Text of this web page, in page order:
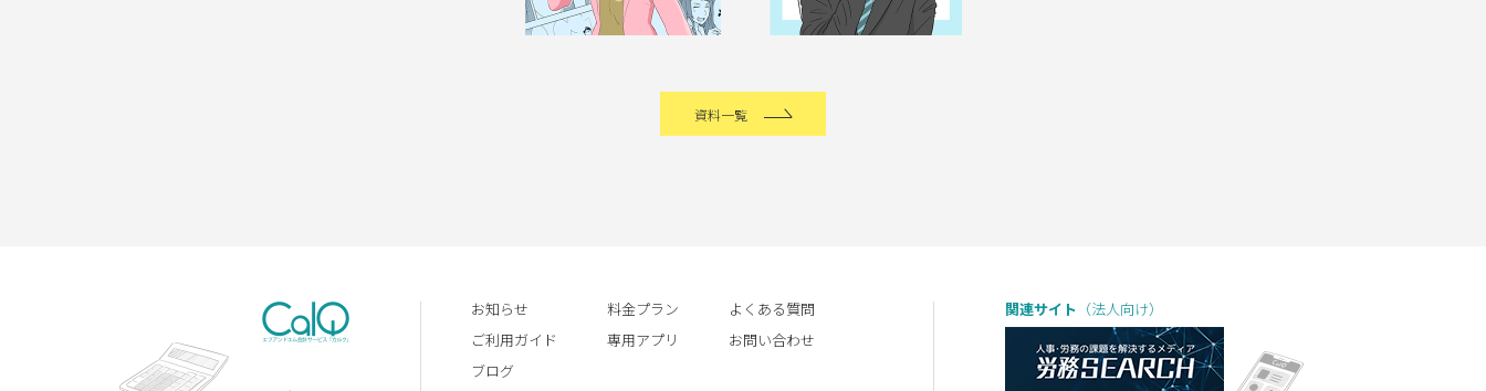
資料一覧
お知らせ
ご利用ガイド
ブログ
料金プラン
専用アプリ
よくある質問
お問い合わせ
関連サイト （法人向け）